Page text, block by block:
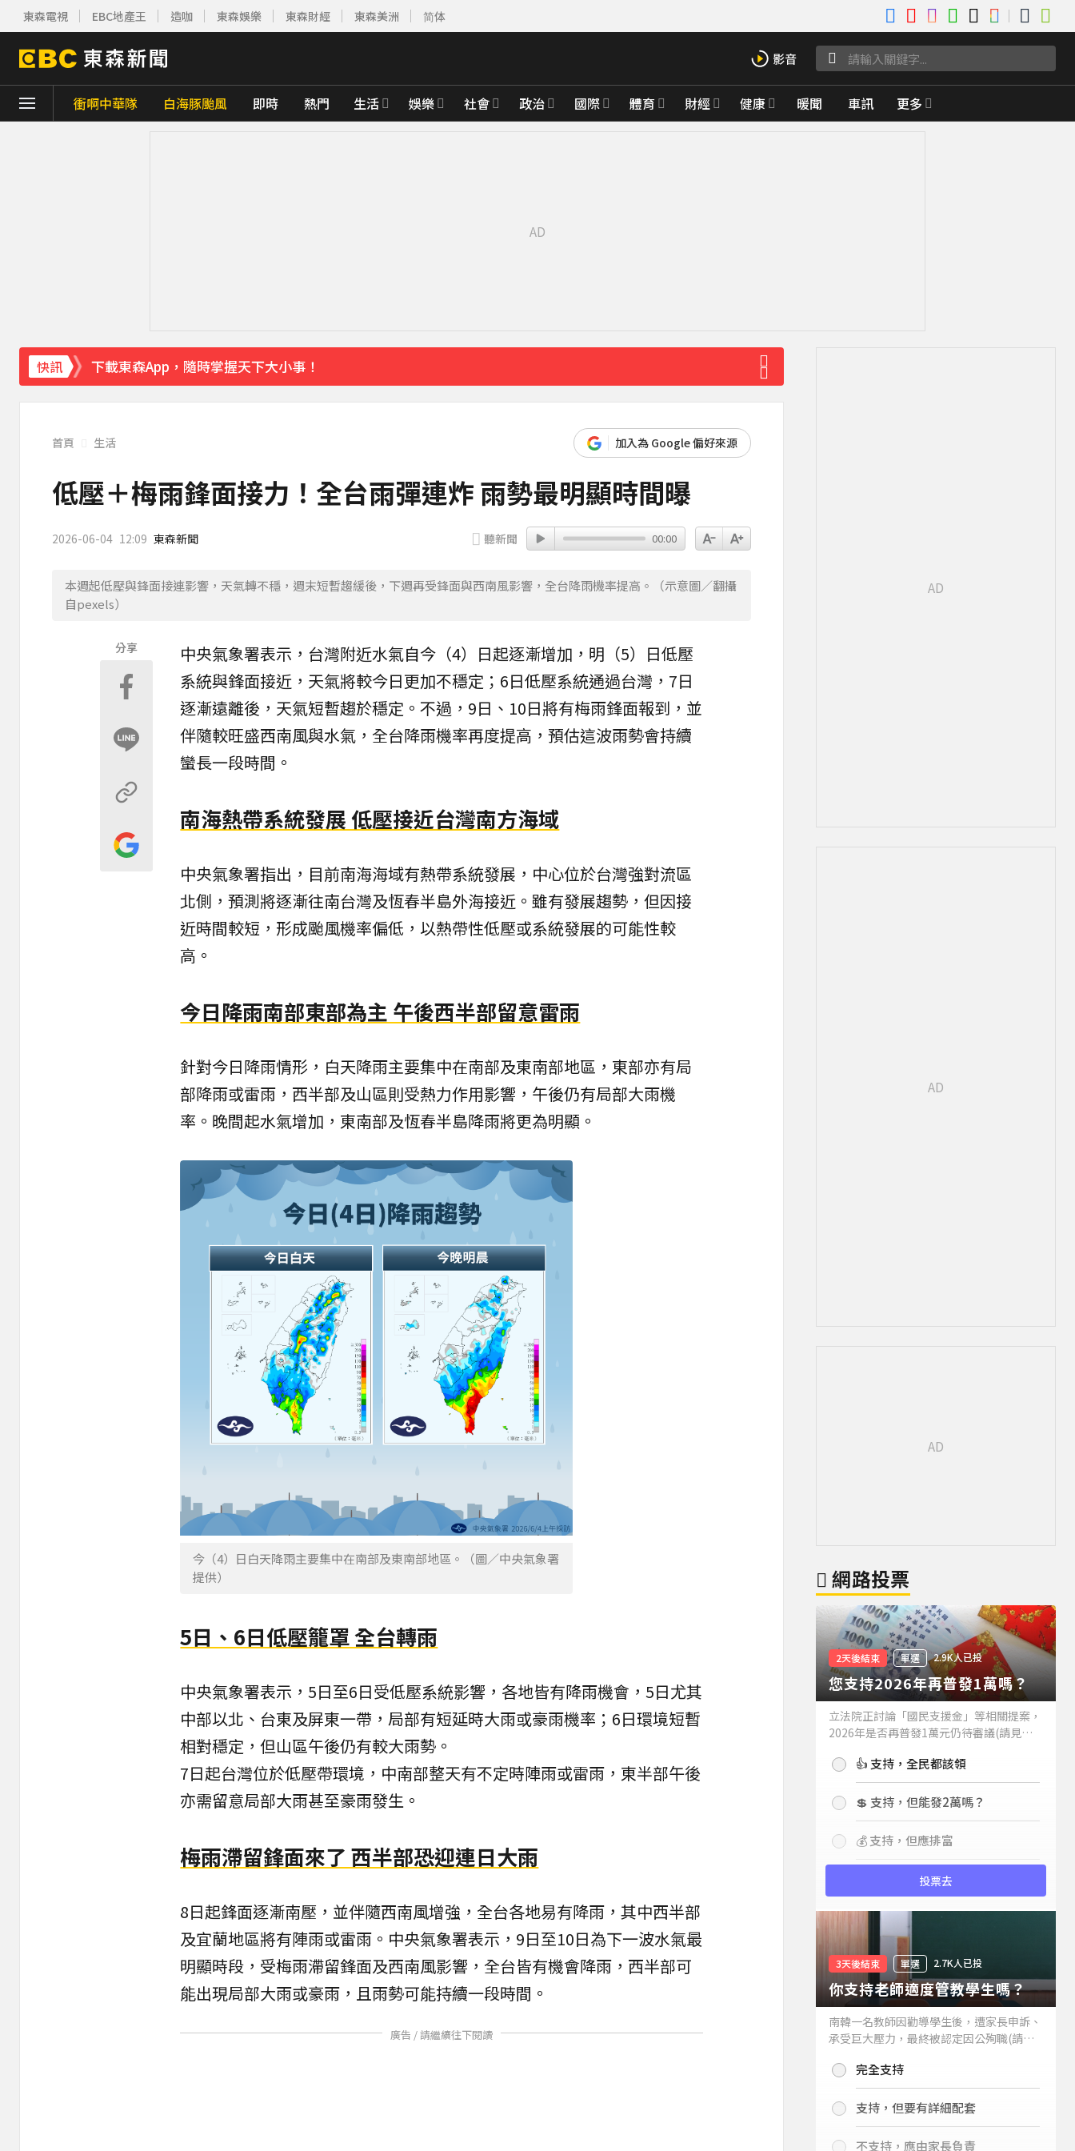
東森電視 EBC地產王 造咖 東森娛樂 東森財經 東森美洲 简体
衝啊中華隊 白海豚颱風 即時 熱門 生活 娛樂 社會 政治 國際 體育 財經 健康 暖聞 車訊 更多
快訊
下載東森App，隨時掌握天下大小事！
《理財達人秀》X 安聯投信免費講座報名中！搶先卡位 2027
首頁 生活 加入為 Google 偏好來源
低壓＋梅雨鋒面接力！全台雨彈連炸 雨勢最明顯時間曝
2026-06-04 12:09 東森新聞 聽新聞 00:00
本週起低壓與鋒面接連影響，天氣轉不穩，週末短暫趨緩後，下週再受鋒面與西南風影響，全台降雨機率提高。（示意圖／翻攝
自pexels）
分享 中央氣象署表示， 台灣附近水氣自今（4）日起逐漸增加，明（5）日低壓
系統與鋒面接近， 天氣將較今日更加不穩定；6日低壓系統通過台灣，7日
逐漸遠離後，天氣短暫趨於穩定。不過，9日、10日將有梅雨鋒面報到，並
伴隨較旺盛西南風與水氣，全台降雨機率再度提高，預估這波雨勢會持續
蠻長一段時間。
南海熱帶系統發展 低壓接近台灣南方海域
中央氣象署指出，目前南海海域有熱帶系統發展，中心位於台灣強對流區
北側，預測將逐漸往南台灣及恆春半島外海接近。雖有發展趨勢，但因接
近時間較短，形成颱風機率偏低，以熱帶性低壓或系統發展的可能性較
高。
今日降雨南部東部為主 午後西半部留意雷雨
針對今日降雨情形，白天降雨主要集中在南部及東南部地區，東部亦有局
部降雨或雷雨，西半部及山區則受熱力作用影響，午後仍有局部大雨機
率。晚間起水氣增加，東南部及恆春半島降雨將更為明顯。
今（4）日白天降雨主要集中在南部及東南部地區。（圖／中央氣象署
提供）
5日、6日低壓籠罩 全台轉雨
中央氣象署表示，5日至6日受低壓系統影響，各地皆有降雨機會，5日尤其
中部以北、台東及屏東一帶，局部有短延時大雨或豪雨機率；6日環境短暫
相對穩定，但山區午後仍有較大雨勢。
7日起台灣位於低壓帶環境，中南部整天有不定時陣雨或雷雨，東半部午後
亦需留意局部大雨甚至豪雨發生。
梅雨滯留鋒面來了 西半部恐迎連日大雨
8日起鋒面逐漸南壓，並伴隨西南風增強，全台各地易有降雨，其中西半部
及宜蘭地區將有陣雨或雷雨。中央氣象署表示，9日至10日為下一波水氣最
明顯時段，受梅雨滯留鋒面及西南風影響，全台皆有機會降雨，西半部可
能出現局部大雨或豪雨，且雨勢可能持續一段時間。
廣告 / 請繼續往下閱讀
網路投票
2天後結束 單選 2.9K人已投
您支持2026年再普發1萬嗎？
立法院正討論「國民支援金」等相關提案，
2026年是否再普發1萬元仍待審議(請見下
持嗎？👍 支持，全民都該領
💲 支持，但能發2萬嗎？
💰 支持，但應排富
投票去
3天後結束 單選 2.7K人已投
你支持老師適度管教學生嗎？
南韓一名教師因勸導學生後，遭家長申訴、
承受巨大壓力，最終被認定因公殉職(請見
你支持老師適度管教學生嗎？
完全支持
支持，但要有詳細配套
不支持，應由家長負責